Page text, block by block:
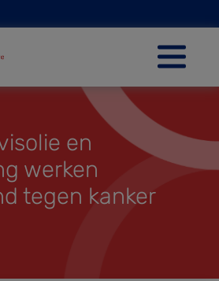
en
werken
tegen kanker